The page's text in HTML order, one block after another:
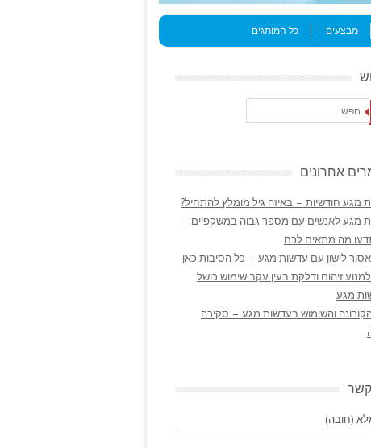
מבצעים כל המותגים
אחרונים
מגע חודשיות – באיזה גיל מומלץ להתחיל?
מגע לאנשים עם מספר גבוה במשקפיים –
מה מתאים לכם
לישון עם עדשות מגע – כל הסיבות כאן
זיהום ודלקת בעין עקב שימוש כושל
מגע
הקורונה והשימוש בעדשות מגע – סקירה
קשר
(חובה)